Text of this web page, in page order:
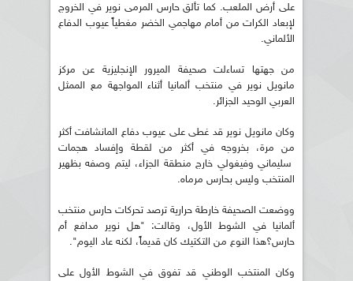
على أرض الملعب. كما تألق حارس المرمى نوير في الخروج
لإبعاد الكرات من أمام مهاجمي الخضر مغطياً عيوب الدفاع
الألماني.
من جهتها تساءلت صحيفة الميرور الإنجليزية عن مركز
مانويل نوير في منتخب ألمانيا أثناء المواجهة مع الممثل
العربي الوحيد الجزائر.
وكان مانويل نوير قد غطى على عيوب دفاع المانشافت أكثر
من مرة، بخروجه في أكثر من لقطة وإفساد هجمات
سليماني وفيغولي خارج منطقة الجزاء، ليتم وصفه بظهير
المنتخب وليس بحارس مرماه.
ووضعت الصحيفة خارطة حرارية ترصد تحركات حارس منتخب
ألمانيا في الشوط الأول، وقالت: "هل نوير مدافع أم
حارس؟هذا النوع من التكتيك كان قديماً، لكنه عاد اليوم".
وكان المنتخب الوطني قد تفوق في الشوط الأول على